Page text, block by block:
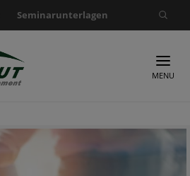
Seminarunterlagen
MENU